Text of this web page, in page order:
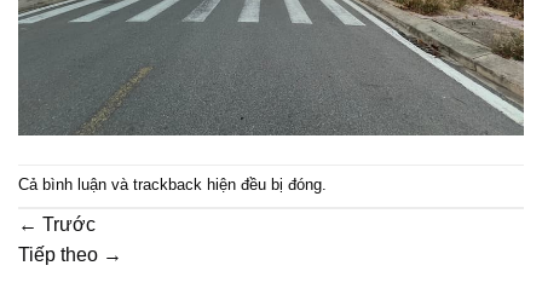
Cả bình luận và trackback hiện đều bị đóng.
← Trước
Tiếp theo →